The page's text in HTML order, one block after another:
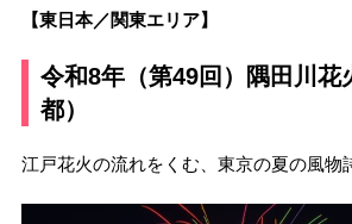
【東日本／関東エリア】
令和8年（第49回）隅田川花
都）
江戸花火の流れをくむ、東京の夏の風物